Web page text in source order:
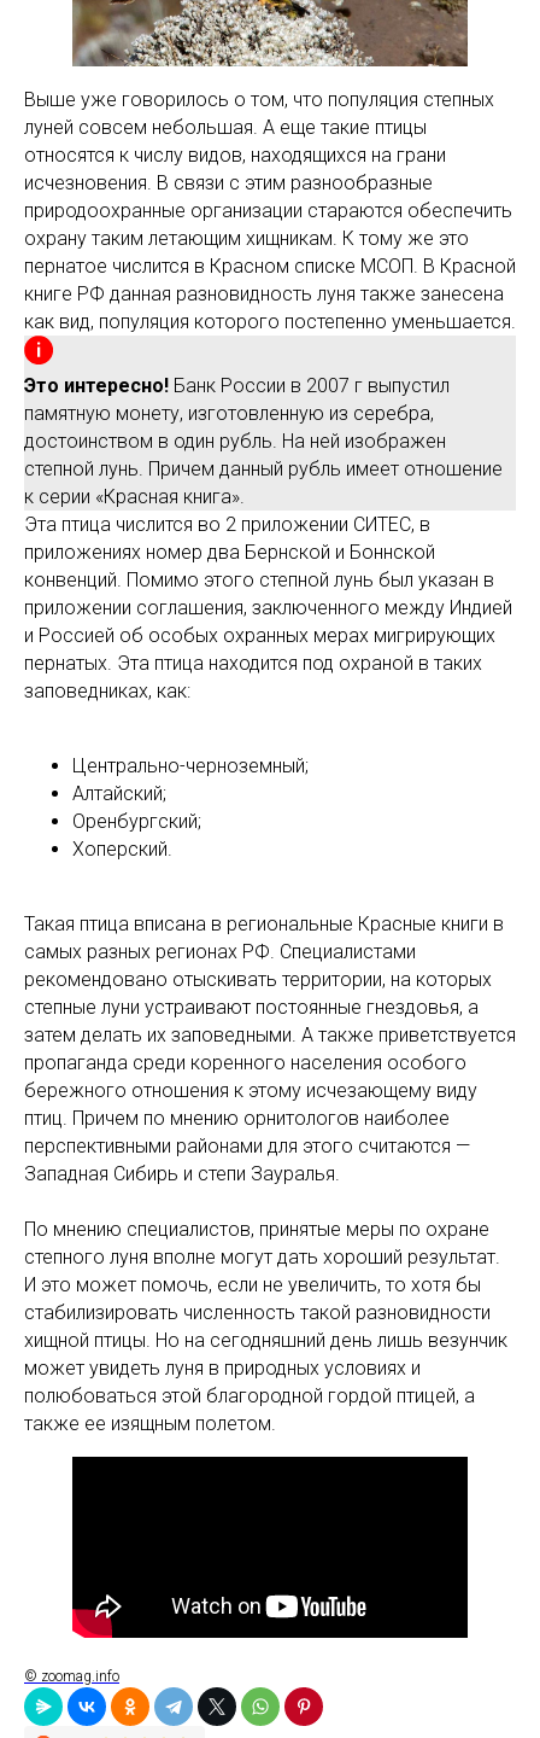
Выше уже говорилось о том, что популяция степных
луней совсем небольшая. А еще такие птицы
относятся к числу видов, находящихся на грани
исчезновения. В связи с этим разнообразные
природоохранные организации стараются обеспечить
охрану таким летающим хищникам. К тому же это
пернатое числится в Красном списке МСОП. В Красной
книге РФ данная разновидность луня также занесена
как вид, популяция которого постепенно уменьшается.
Это интересно! Банк России в 2007 г выпустил
памятную монету, изготовленную из серебра,
достоинством в один рубль. На ней изображен
степной лунь. Причем данный рубль имеет отношение
к серии «Красная книга».
Эта птица числится во 2 приложении СИТЕС, в
приложениях номер два Бернской и Боннской
конвенций. Помимо этого степной лунь был указан в
приложении соглашения, заключенного между Индией
и Россией об особых охранных мерах мигрирующих
пернатых. Эта птица находится под охраной в таких
заповедниках, как:
Центрально-черноземный;
Алтайский;
Оренбургский;
Хоперский.
Такая птица вписана в региональные Красные книги в
самых разных регионах РФ. Специалистами
рекомендовано отыскивать территории, на которых
степные луни устраивают постоянные гнездовья, а
затем делать их заповедными. А также приветствуется
пропаганда среди коренного населения особого
бережного отношения к этому исчезающему виду
птиц. Причем по мнению орнитологов наиболее
перспективными районами для этого считаются —
Западная Сибирь и степи Зауралья.
По мнению специалистов, принятые меры по охране
степного луня вполне могут дать хороший результат.
И это может помочь, если не увеличить, то хотя бы
стабилизировать численность такой разновидности
хищной птицы. Но на сегодняшний день лишь везунчик
может увидеть луня в природных условиях и
полюбоваться этой благородной гордой птицей, а
также ее изящным полетом.
© zoomag.info